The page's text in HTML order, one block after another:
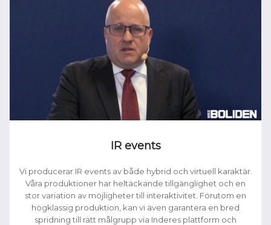
IR events
Vi producerar IR events av både hybrid och virtuell karaktär.
Våra produktioner har heltäckande tillgänglighet och en
stor variation av möjligheter till interaktivitet. Förutom en
högklassig produktion, kan vi även garantera en bred
spridning till rätt målgrupp via Inderes plattform och